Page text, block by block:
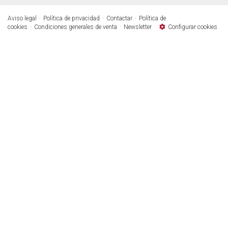
Aviso legal Política de privacidad Contactar
Política de
cookies
Condiciones generales de venta Newsletter Configurar cookies